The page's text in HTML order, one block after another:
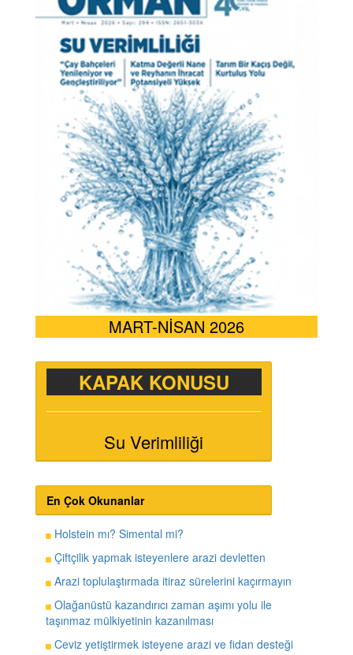
MART-NİSAN 2026
KAPAK KONUSU
Su Verimliliği
En Çok Okunanlar
Holstein mı? Simental mi?
Çiftçilik yapmak isteyenlere arazi devletten
Arazi toplulaştırmada itiraz sürelerini kaçırmayın
Olağanüstü kazandırıcı zaman aşımı yolu ile
taşınmaz mülkiyetinin kazanılması
Ceviz yetiştirmek isteyene arazi ve fidan desteği